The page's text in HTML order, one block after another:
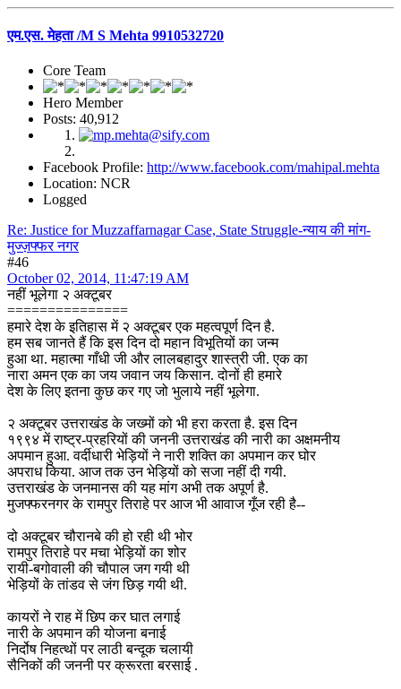
एम.एस. मेहता /M S Mehta 9910532720
Core Team
Hero Member
Posts: 40,912
Facebook Profile: http://www.facebook.com/mahipal.mehta
Location: NCR
Logged
Re: Justice for Muzzaffarnagar Case, State Struggle-न्याय की मांग-
मुज्ज़फ्फर नगर
#46
October 02, 2014, 11:47:19 AM
नहीं भूलेगा २ अक्टूबर
===============
हमारे देश के इतिहास में २ अक्टूबर एक महत्वपूर्ण दिन है.
हम सब जानते हैं कि इस दिन दो महान विभूतियों का जन्म
हुआ था. महात्मा गाँधी जी और लालबहादुर शास्त्री जी. एक का
नारा अमन एक का जय जवान जय किसान. दोनों ही हमारे
देश के लिए इतना कुछ कर गए जो भुलाये नहीं भूलेगा.
२ अक्टूबर उत्तराखंड के जख्मों को भी हरा करता है. इस दिन
१९९४ में राष्ट्र-प्रहरियों की जननी उत्तराखंड की नारी का अक्षमनीय
अपमान हुआ. वर्दीधारी भेड़ियों ने नारी शक्ति का अपमान कर घोर
अपराध किया. आज तक उन भेड़ियों को सजा नहीं दी गयी.
उत्तराखंड के जनमानस की यह मांग अभी तक अपूर्ण है.
मुजफ्फरनगर के रामपुर तिराहे पर आज भी आवाज गूँज रही है--
दो अक्टूबर चौरानबे की हो रही थी भोर
रामपुर तिराहे पर मचा भेड़ियों का शोर
रायी-बगोवाली की चौपाल जग गयी थी
भेड़ियों के तांडव से जंग छिड़ गयी थी.
कायरों ने राह में छिप कर घात लगाई
नारी के अपमान की योजना बनाई
निर्दोष निहत्थों पर लाठी बन्दूक चलायी
सैनिकों की जननी पर क्रूरता बरसाई .